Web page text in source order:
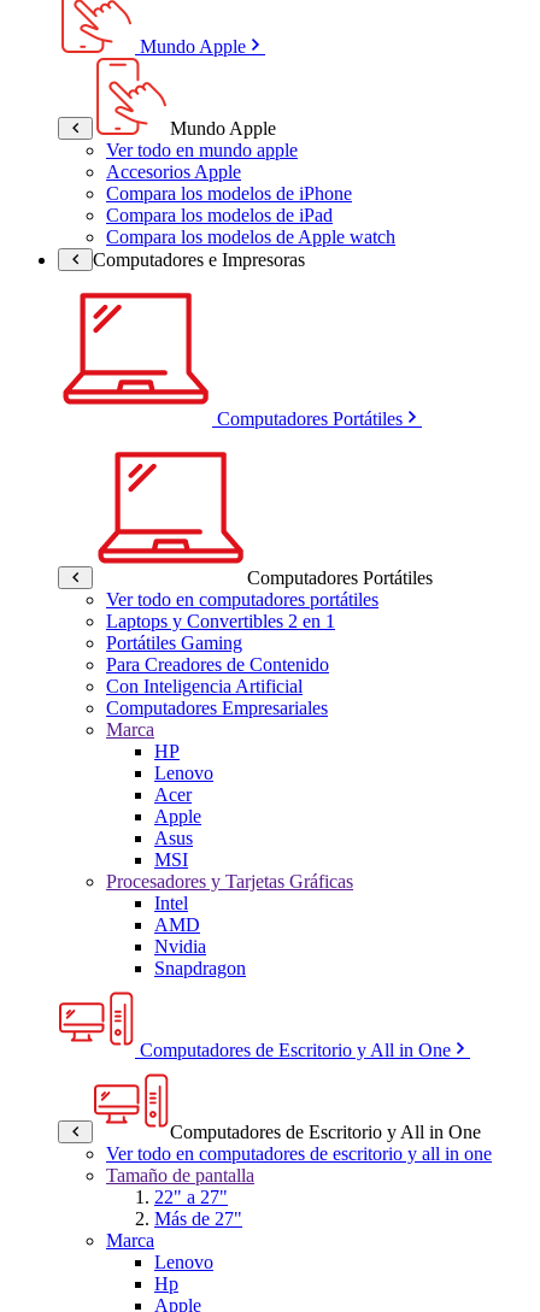
Mundo Apple
Mundo Apple
Ver todo en mundo apple
Accesorios Apple
Compara los modelos de iPhone
Compara los modelos de iPad
Compara los modelos de Apple watch
Computadores e Impresoras
Computadores Portátiles
Computadores Portátiles
Ver todo en computadores portátiles
Laptops y Convertibles 2 en 1
Portátiles Gaming
Para Creadores de Contenido
Con Inteligencia Artificial
Computadores Empresariales
Marca
HP
Lenovo
Acer
Apple
Asus
MSI
Procesadores y Tarjetas Gráficas
Intel
AMD
Nvidia
Snapdragon
Computadores de Escritorio y All in One
Computadores de Escritorio y All in One
Ver todo en computadores de escritorio y all in one
Tamaño de pantalla
22" a 27"
Más de 27"
Marca
Lenovo
Hp
Apple